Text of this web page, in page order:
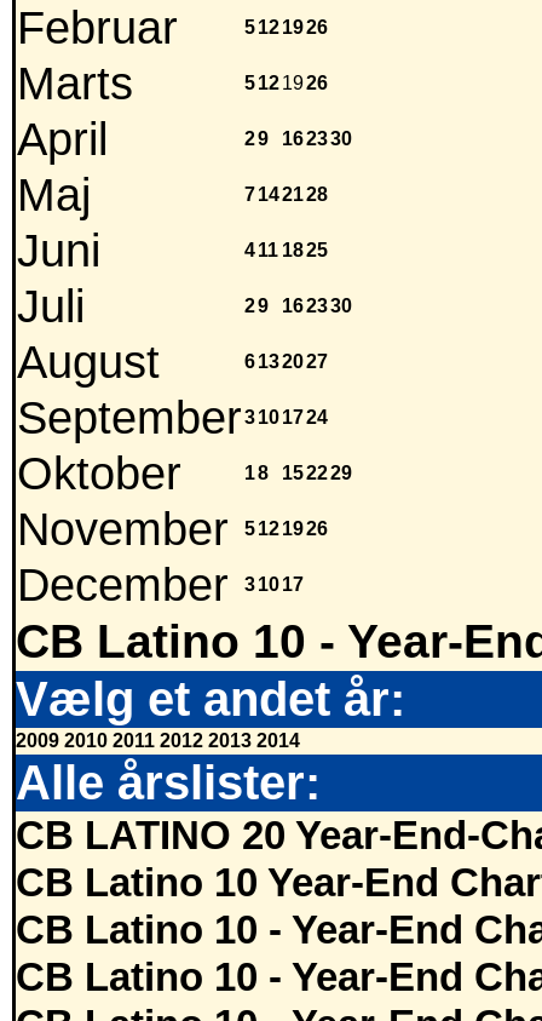
Februar 5121926
Marts 5121926
April 29 162330
Maj 7142128
Juni 411 1825
Juli 29 162330
August 6132027
September3101724
Oktober 18 152229
November 5121926
December 31017
CB Latino 10 - Year-
Vælg et andet år:
2009 2010 2011 2012 2013 2014
Alle årslister:
CB LATINO 20 Year-End-
CB Latino 10 Year-End
CB Latino 10 - Year-End
CB Latino 10 - Year-End